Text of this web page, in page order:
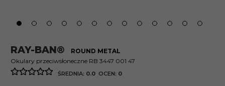
RAY-BAN®
ROUND METAL
Okulary przeciwsłoneczne RB 3447 001 47
ŚREDNIA: 0.0 OCEN: 0